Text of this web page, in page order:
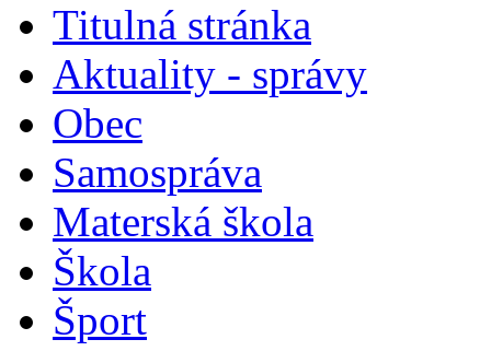
Titulná stránka
Aktuality - správy
Obec
Samospráva
Materská škola
Škola
Šport